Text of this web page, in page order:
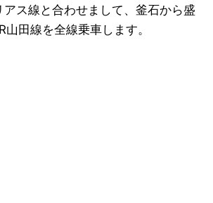
ス線と合わせまして、釜石から盛
山田線を全線乗車します。